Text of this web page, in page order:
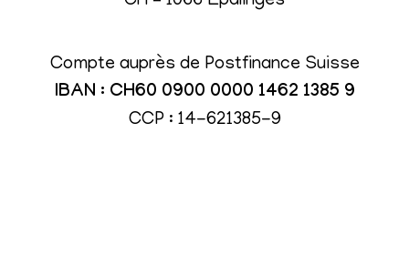
Compte auprès de Postfinance Suisse
IBAN : CH60 0900 0000 1462 1385 9
CCP : 14-621385-9